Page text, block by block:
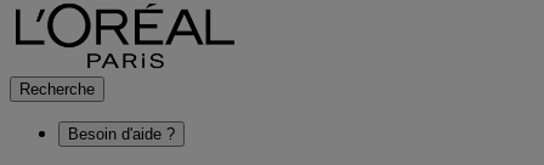
Recherche
Besoin d'aide ?